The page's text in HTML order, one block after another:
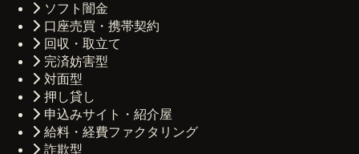
ソフト闇金
口座売買・携帯契約
回収・取立て
完済妨害型
対面型
押し貸し
申込みサイト・紹介屋
給料・経費ファクタリング
詐欺型